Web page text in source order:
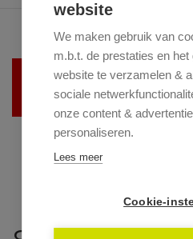
Helaas, dit
website
We maken gebruik van
m.b.t. de prestaties en
website te verzamelen &
sociale
onze content &
personaliseren.
Lees meer
Cookie-